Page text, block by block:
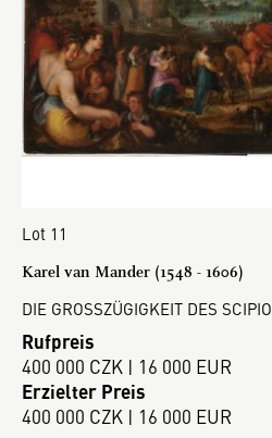
Lot 11
Karel van Mander (1548 - 1606)
DIE GROSSZÜGIGKEIT DES SCIPIO
Rufpreis
400 000 CZK | 16 000 EUR
Erzielter Preis
400 000 CZK | 16 000 EUR